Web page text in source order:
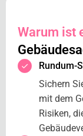
Warum ist
Rundum-
Sichern
mit dem
Risiken,